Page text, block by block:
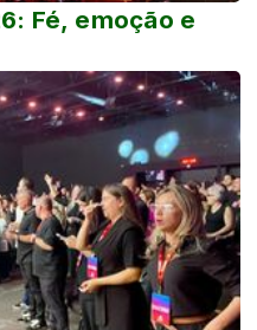
Fé, emoção e